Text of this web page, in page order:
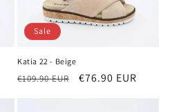
Sale
Katia 22 - Beige
Normaler
€109.90 EUR Verkaufspreis
€76.90 EUR